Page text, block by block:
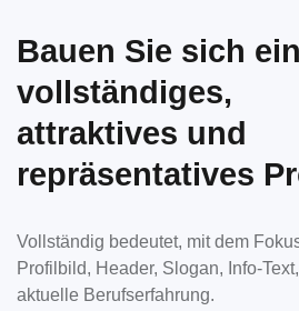
Bauen Sie sich ein
vollständiges,
attraktives und
repräsentatives
Vollständig bedeutet, mit dem
Profilbild, Header, Slogan, Info-Text,
aktuelle Berufserfahrung.